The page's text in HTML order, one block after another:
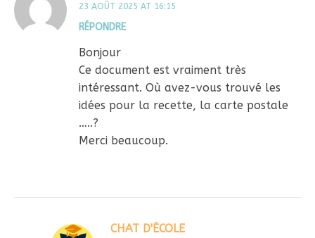
23 AOÛT 2025 AT 16:15
RÉPONDRE
Bonjour
Ce document est vraiment très
intéressant. Où avez-vous trouvé les
idées pour la recette, la carte postale
…..?
Merci beaucoup.
CHAT D'ÉCOLE